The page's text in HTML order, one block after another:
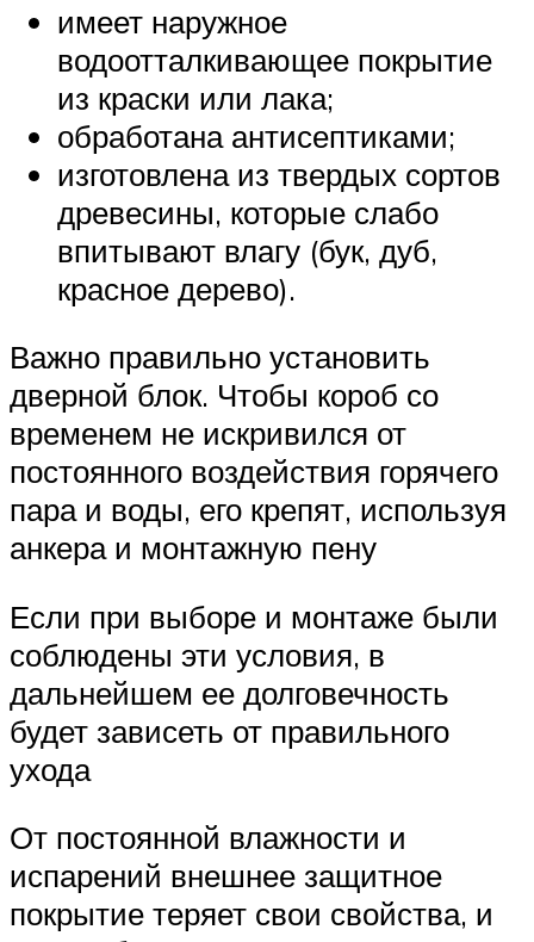
имеет наружное
водоотталкивающее покрытие
из краски или лака;
обработана антисептиками;
изготовлена из твердых сортов
древесины, которые слабо
впитывают влагу (бук, дуб,
красное дерево).
Важно правильно установить
дверной блок. Чтобы короб со
временем не искривился от
постоянного воздействия горячего
пара и воды, его крепят, используя
анкера и монтажную пену
Если при выборе и монтаже были
соблюдены эти условия, в
дальнейшем ее долговечность
будет зависеть от правильного
ухода
От постоянной влажности и
испарений внешнее защитное
покрытие теряет свои свойства, и